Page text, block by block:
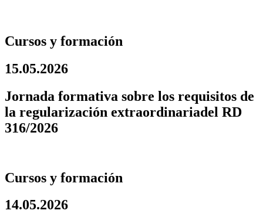
Cursos y formación
15.05.2026
Jornada formativa sobre los requisitos de
la regularización extraordinariadel RD
316/2026
Cursos y formación
14.05.2026